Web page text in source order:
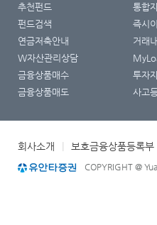
추천펀드
펀드검색
연금저축안내
W자산관리상담
금융상품매수
금융상품매도
통합
즉시
거래
투자
사고
회사소개 보호금융상품등록부
COPYRIGHT @